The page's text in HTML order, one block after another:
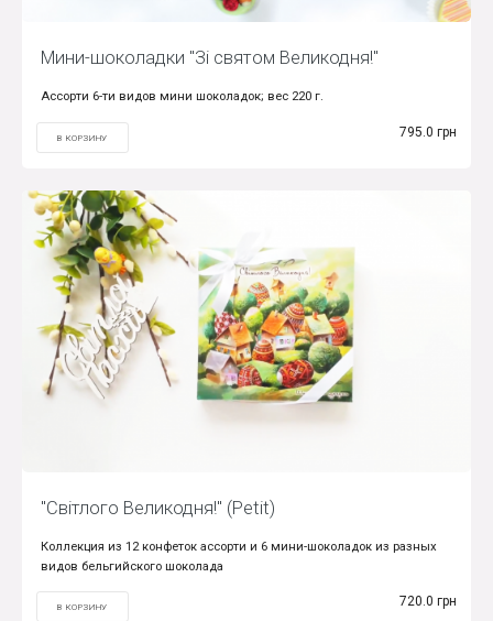
Мини-шоколадки "Зі святом Великодня!"
Ассорти 6-ти видов мини шоколадок; вес 220 г.
В КОРЗИНУ 795.0 грн
"Світлого Великодня!" (Petit)
Коллекция из 12 конфеток ассорти и 6 мини-шоколадок из разных
видов бельгийского шоколада
В КОРЗИНУ 720.0 грн